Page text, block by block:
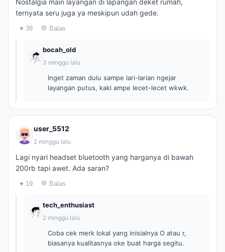
Nostalgia main layangan di lapangan deket rumah,
ternyata seru juga ya meskipun udah gede.
♥ 38 💬 Balas
bocah_old
3 minggu lalu
Inget zaman dulu sampe lari-larian ngejar
layangan putus, kaki ampe lecet-lecet wkwk.
user_5512
2 minggu lalu
Lagi nyari headset bluetooth yang harganya di bawah
200rb tapi awet. Ada saran?
♥ 19 💬 Balas
tech_enthusiast
2 minggu lalu
Coba cek merk lokal yang inisialnya O atau r,
biasanya kualitasnya oke buat harga segitu.